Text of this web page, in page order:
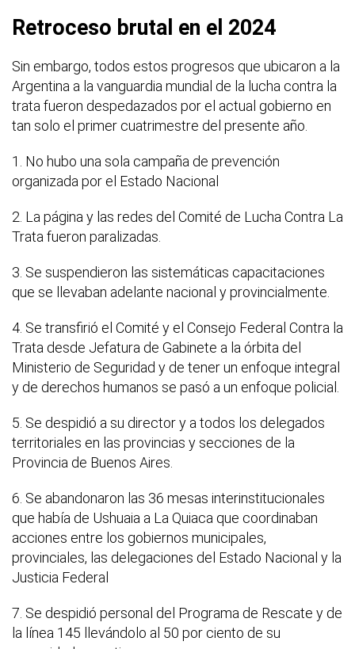
Retroceso brutal en el 2024
Sin embargo, todos estos progresos que ubicaron a la
Argentina a la vanguardia mundial de la lucha contra la
trata fueron despedazados por el actual gobierno en
tan solo el primer cuatrimestre del presente año.
1. No hubo una sola campaña de prevención
organizada por el Estado Nacional
2. La página y las redes del Comité de Lucha Contra La
Trata fueron paralizadas.
3. Se suspendieron las sistemáticas capacitaciones
que se llevaban adelante nacional y provincialmente.
4. Se transfirió el Comité y el Consejo Federal Contra la
Trata desde Jefatura de Gabinete a la órbita del
Ministerio de Seguridad y de tener un enfoque integral
y de derechos humanos se pasó a un enfoque policial.
5. Se despidió a su director y a todos los delegados
territoriales en las provincias y secciones de la
Provincia de Buenos Aires.
6. Se abandonaron las 36 mesas interinstitucionales
que había de Ushuaia a La Quiaca que coordinaban
acciones entre los gobiernos municipales,
provinciales, las delegaciones del Estado Nacional y la
Justicia Federal
7. Se despidió personal del Programa de Rescate y de
la línea 145 llevándolo al 50 por ciento de su